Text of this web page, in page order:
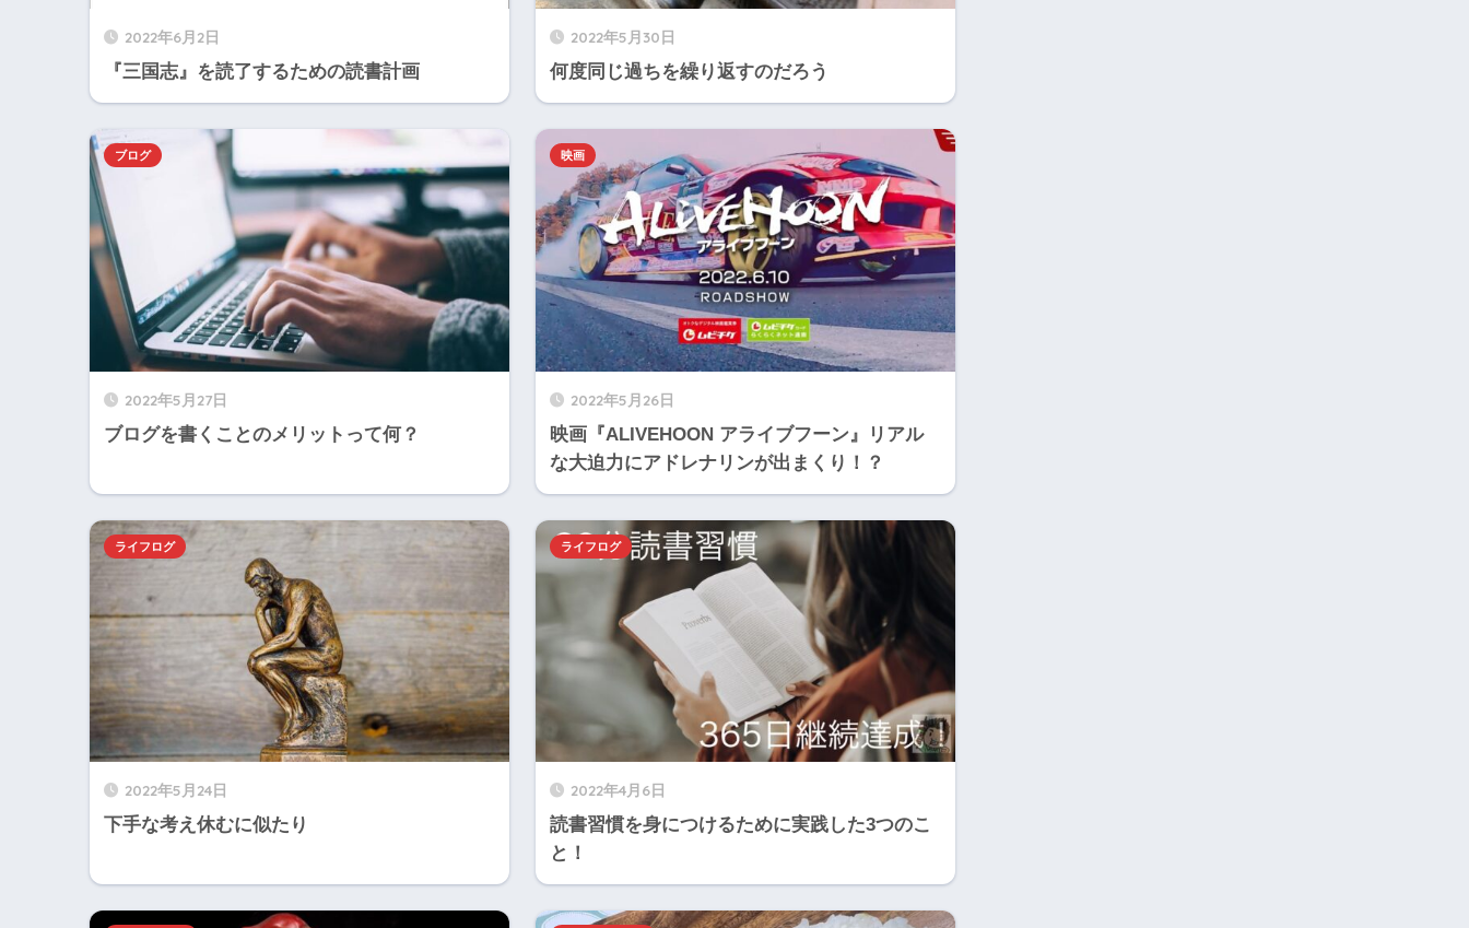
2022年6月2日
『三国志』を読了するための読書計画
2022年5月30日
何度同じ過ちを繰り返すのだろう
2022年5月27日
ブログを書くことのメリットって何？
ブログ
2022年5月26日
映画『ALIVEHOON アライブフーン』リアル
な大迫力にアドレナリンが出まくり！？
映画
2022年5月24日
下手な考え休むに似たり
ライフログ
2022年4月6日
読書習慣を身につけるために実践した3つのこ
と！
ライフログ